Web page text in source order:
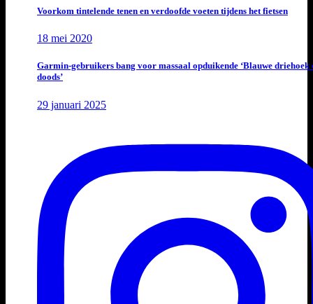
Voorkom tintelende tenen en verdoofde voeten tijdens het fietsen
18 mei 2020
Garmin-gebruikers bang voor massaal opduikende ‘Blauwe driehoek
doods’
29 januari 2025